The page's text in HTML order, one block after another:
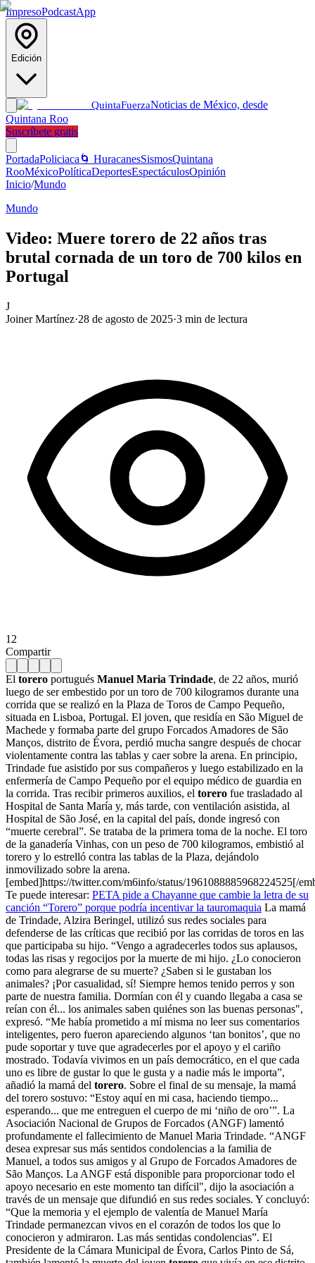
ImpresoPodcastApp
Edición
QuintaFuerzaNoticias de México, desde
Quintana Roo
Suscríbete gratis
PortadaPoliciaca 🌀 HuracanesSismosQuintana
RooMéxicoPolíticaDeportesEspectáculosOpinión
Inicio/Mundo
Mundo
Video: Muere torero de 22 años tras
brutal cornada de un toro de 700 kilos en
Portugal
J
Joiner Martínez·28 de agosto de 2025·3 min de lectura
12
Compartir
El torero portugués Manuel Maria Trindade, de 22 años, murió
luego de ser embestido por un toro de 700 kilogramos durante una
corrida que se realizó en la Plaza de Toros de Campo Pequeño,
situada en Lisboa, Portugal. El joven, que residía en São Miguel de
Machede y formaba parte del grupo Forcados Amadores de São
Manços, distrito de Évora, perdió mucha sangre después de chocar
violentamente contra las tablas y caer sobre la arena. En principio,
Trindade fue asistido por sus compañeros y luego estabilizado en la
enfermería de Campo Pequeño por el equipo médico de guardia en
la corrida. Tras recibir primeros auxilios, el torero fue trasladado al
Hospital de Santa María y, más tarde, con ventilación asistida, al
Hospital de São José, en la capital del país, donde ingresó con
“muerte cerebral”. Se trataba de la primera toma de la noche. El toro
de la ganadería Vinhas, con un peso de 700 kilogramos, embistió al
torero y lo estrelló contra las tablas de la Plaza, dejándolo
inmovilizado sobre la arena.
[embed]https://twitter.com/m6info/status/1961088885968224525[/
Te puede interesar: PETA pide a Chayanne que cambie la letra de su
canción “Torero” porque podría incentivar la tauromaquia La mamá
de Trindade, Alzira Beringel, utilizó sus redes sociales para
defenderse de las críticas que recibió por las corridas de toros en las
que participaba su hijo. “Vengo a agradecerles todos sus aplausos,
todas las risas y regocijos por la muerte de mi hijo. ¿Lo conocieron
como para alegrarse de su muerte? ¿Saben si le gustaban los
animales? ¡Por casualidad, sí! Siempre hemos tenido perros y son
parte de nuestra familia. Dormían con él y cuando llegaba a casa se
reían con él... los animales saben quiénes son las buenas personas",
expresó. “Me había prometido a mí misma no leer sus comentarios
inteligentes, pero fueron apareciendo algunos ‘tan bonitos’, que no
pude soportar y tuve que agradecerles por el apoyo y el cariño
mostrado. Todavía vivimos en un país democrático, en el que cada
uno es libre de gustar lo que le gusta y a nadie más le importa”,
añadió la mamá del torero. Sobre el final de su mensaje, la mamá
del torero sostuvo: “Estoy aquí en mi casa, haciendo tiempo...
esperando... que me entreguen el cuerpo de mi ‘niño de oro’”. La
Asociación Nacional de Grupos de Forcados (ANGF) lamentó
profundamente el fallecimiento de Manuel Maria Trindade. “ANGF
desea expresar sus más sentidos condolencias a la familia de
Manuel, a todos sus amigos y al Grupo de Forcados Amadores de
São Manços. La ANGF está disponible para proporcionar todo el
apoyo necesario en este momento tan difícil", dijo la asociación a
través de un mensaje que difundió en sus redes sociales. Y concluyó:
“Que la memoria y el ejemplo de valentía de Manuel María
Trindade permanezcan vivos en el corazón de todos los que lo
conocieron y admiraron. Las más sentidas condolencias”. El
Presidente de la Cámara Municipal de Évora, Carlos Pinto de Sá,